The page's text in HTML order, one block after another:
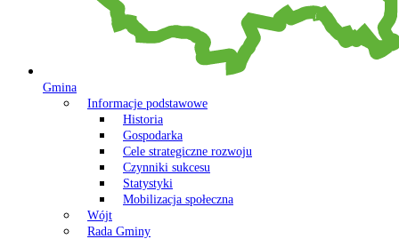
Gmina
Informacje podstawowe
Historia
Gospodarka
Cele strategiczne rozwoju
Czynniki sukcesu
Statystyki
Mobilizacja społeczna
Wójt
Rada Gminy